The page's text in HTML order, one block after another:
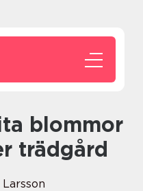
trädgård
Larsson